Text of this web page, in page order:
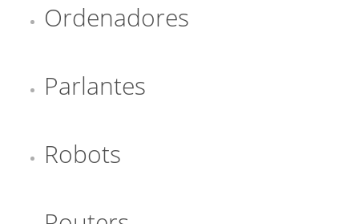
Ordenadores
Parlantes
Robots